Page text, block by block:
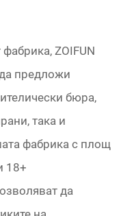
ZOIFUN
предложи
бюра,
така и
фабрика с площ
18+
да